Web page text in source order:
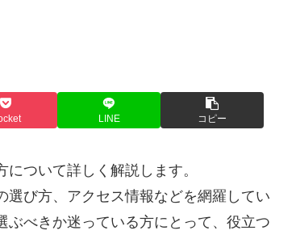
LINE コピー
ついて詳しく解説します。
び方、アクセス情報などを網羅してい
ぶべきか迷っている方にとって、役立つ